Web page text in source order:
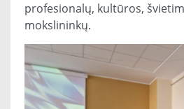
profesionalų, kultūros,
mokslininkų.